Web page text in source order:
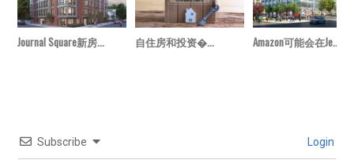
Journal Square新房... 自住房和投资�... Amazon可能会在Je...
Subscribe Login